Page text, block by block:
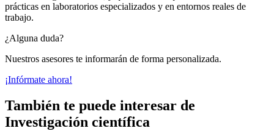
prácticas en laboratorios especializados y en entornos reales de
trabajo.
¿Alguna duda?
Nuestros asesores te informarán de forma personalizada.
¡Infórmate ahora!
También te puede interesar de
Investigación científica